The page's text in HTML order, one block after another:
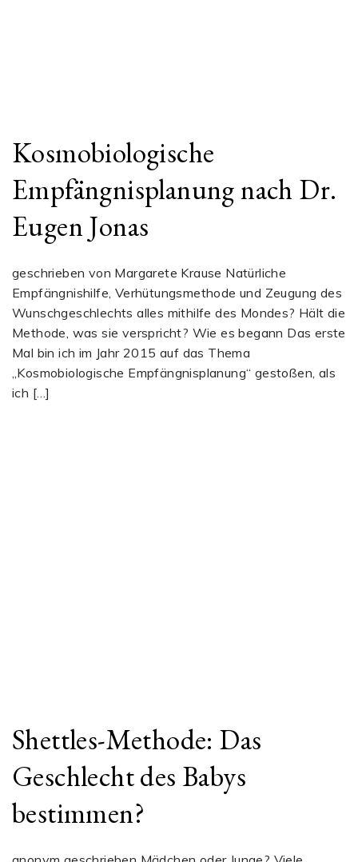
Kosmobiologische
Empfängnisplanung nach Dr.
Eugen Jonas
geschrieben von Margarete Krause Natürliche
Empfängnishilfe, Verhütungsmethode und Zeugung des
Wunschgeschlechts alles mithilfe des Mondes? Hält die
Methode, was sie verspricht? Wie es begann Das erste
Mal bin ich im Jahr 2015 auf das Thema
„Kosmobiologische Empfängnisplanung“ gestoßen, als
ich […]
Shettles-Methode: Das
Geschlecht des Babys
bestimmen?